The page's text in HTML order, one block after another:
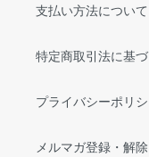
支払い方法について
特定商取引法に基
プライバシーポリ
メルマガ登録・解除